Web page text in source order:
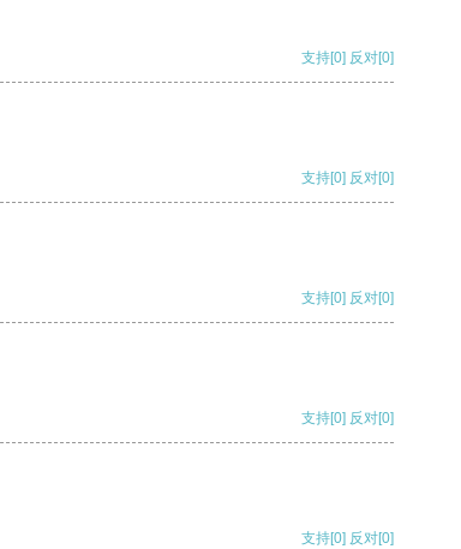
支持[0] 反对[0]
支持[0] 反对[0]
支持[0] 反对[0]
支持[0] 反对[0]
支持[0] 反对[0]